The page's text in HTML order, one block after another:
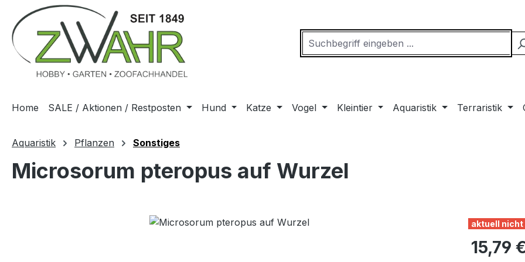
Hauptinhalt springen
Zur Suche springen
Zur Hauptnavigation springen
Home SALE / Aktionen / Restposten Hund Katze Vogel Kleintier Aquaristik Terraristik
Aquaristik Pflanzen Sonstiges
Microsorum pteropus auf Wurzel
aktuell
Regulärer
15,79 €